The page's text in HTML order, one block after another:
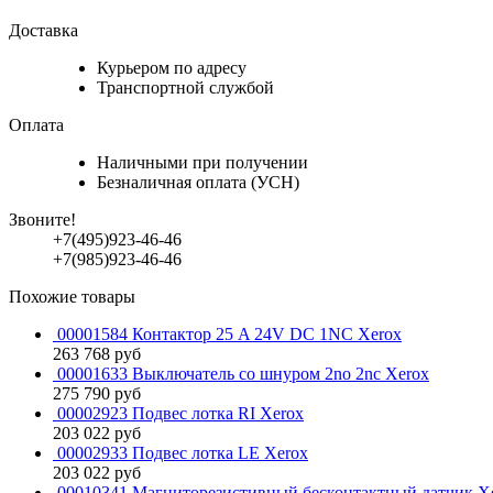
Доставка
Курьером по адресу
Транспортной службой
Оплата
Наличными при получении
Безналичная оплата (УСН)
Звоните!
+7(495)923-46-46
+7(985)923-46-46
Похожие товары
00001584 Контактор 25 A 24V DC 1NC Xerox
263 768 руб
00001633 Выключатель со шнуром 2no 2nc Xerox
275 790 руб
00002923 Подвес лотка RI Xerox
203 022 руб
00002933 Подвес лотка LE Xerox
203 022 руб